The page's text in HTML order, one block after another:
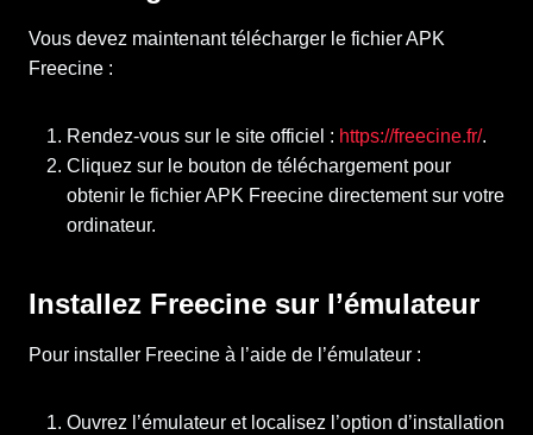
Vous devez maintenant télécharger le fichier APK
Freecine :
Rendez-vous sur le site officiel : https://freecine.fr/.
Cliquez sur le bouton de téléchargement pour
obtenir le fichier APK Freecine directement sur votre
ordinateur.
Installez Freecine sur l’émulateur
Pour installer Freecine à l’aide de l’émulateur :
Ouvrez l’émulateur et localisez l’option d’installation